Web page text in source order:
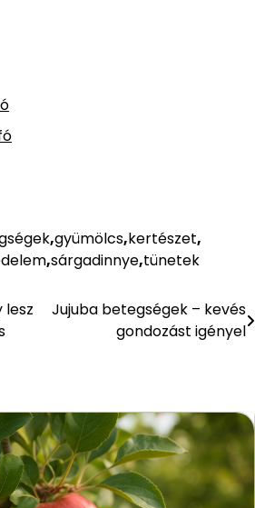
,gyümölcs,kertészet,
,sárgadinnye,tünetek
Jujuba betegségek – kevés
gondozást igényel